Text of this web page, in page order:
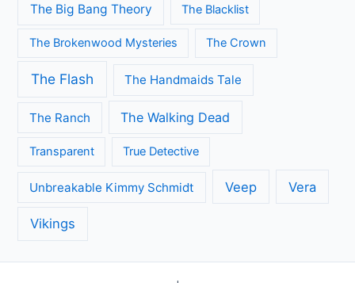
The Big Bang Theory The Blacklist
The Brokenwood Mysteries The Crown
The Flash The Handmaids Tale
The Ranch The Walking Dead
Transparent True Detective
Unbreakable Kimmy Schmidt Veep Vera
Vikings